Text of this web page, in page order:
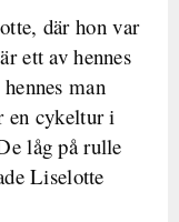
där hon var
ett av hennes
man
en cykeltur i
låg på rulle
Liselotte